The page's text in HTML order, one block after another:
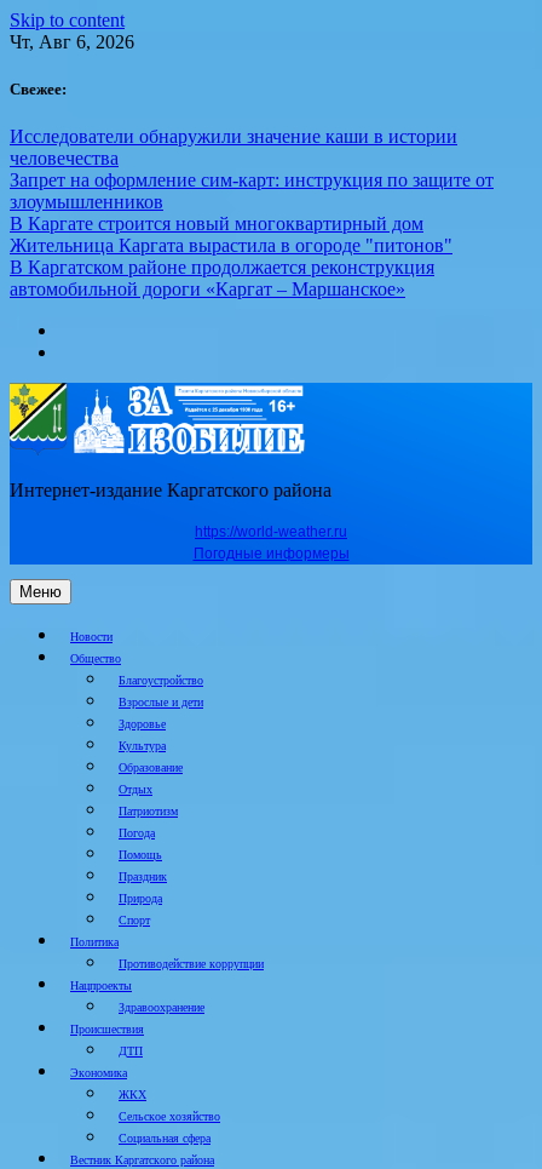
Skip to content
Чт, Авг 6, 2026
Свежее:
Исследователи обнаружили значение каши в истории
человечества
Запрет на оформление сим-карт: инструкция по защите от
злоумышленников
В Каргате строится новый многоквартирный дом
Жительница Каргата вырастила в огороде "питонов"
В Каргатском районе продолжается реконструкция
автомобильной дороги «Каргат – Маршанское»
Интернет-издание Каргатского района
https://world-weather.ru
Погодные информеры
Меню
Новости
Общество
Благоустройство
Взрослые и дети
Здоровье
Культура
Образование
Отдых
Патриотизм
Погода
Помощь
Праздник
Природа
Спорт
Политика
Противодействие коррупции
Нацпроекты
Здравоохранение
Происшествия
ДТП
Экономика
ЖКХ
Сельское хозяйство
Социальная сфера
Вестник Каргатского района